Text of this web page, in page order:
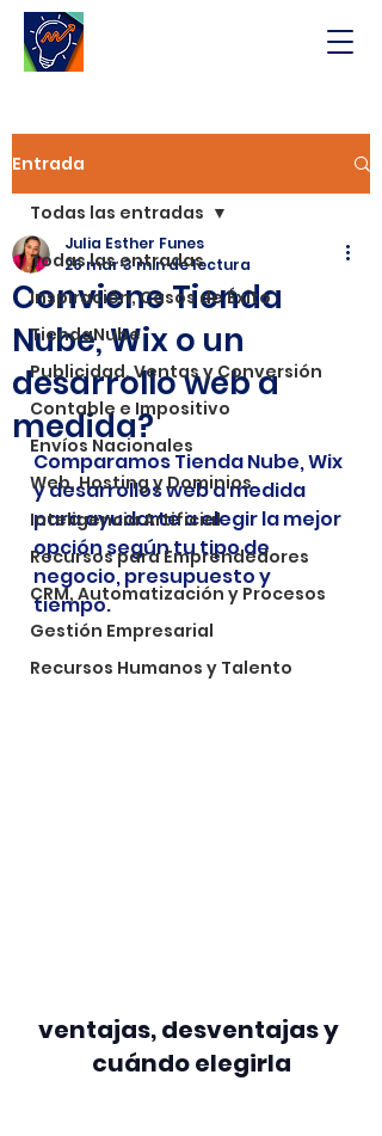
Entrada
Todas las entradas
Inspiración, Casos de Éxito
TiendaNube
Publicidad, Ventas y Conversión
Contable e Impositivo
Envíos Nacionales
Web, Hosting y Dominios
Inteligencia Artificial
Recursos para Emprendedores
CRM, Automatización y Procesos
Gestión Empresarial
Recursos Humanos y Talento
Todas las entradas
Conviene Tienda
Nube, Wix o un
desarrollo web a
medida?
Julia Esther Funes
26 mar 3 min de lectura
Comparamos Tienda Nube, Wix
y desarrollos web a medida
para ayudarte a elegir la mejor
opción según tu tipo de
negocio, presupuesto y
tiempo.
ventajas, desventajas y
cuándo elegirla